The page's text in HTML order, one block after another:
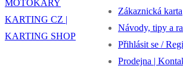
Zákaznická karta
Návody, tipy a
Přihlásit se /
Prodejna |